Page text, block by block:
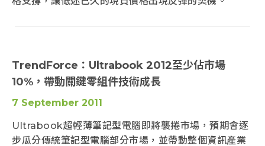
TrendForce：Ultrabook 2012至少佔市場
10%，帶動關鍵零組件技術成長
7 September 2011
Ultrabook超輕薄筆記型電腦即將襲捲市場，預期會逐
步瓜分傳統筆記型電腦部分市場，並帶動整個資訊產業